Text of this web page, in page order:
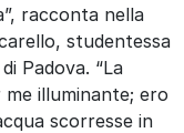
racconta nella
studentessa
Padova. “La
illuminante; ero
scorresse in